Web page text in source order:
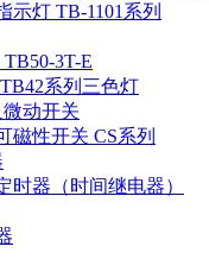
示灯 TB-1101系列
3T-E
系列三色灯
动开关
磁性开关 CS系列
时器（时间继电器）